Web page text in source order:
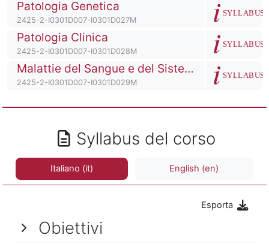
Titolo del corso
Patologia Genetica
Codice identificativo del corso
2425-2-I0301D007-I0301D027M
Descrizione
SYLLABUS
Titolo del corso
Patologia Clinica
Codice identificativo del corso
2425-2-I0301D007-I0301D028M
Descrizione
SYLLABUS
Titolo del corso Malattie del Sangue e del Sistema Immunitario
Codice identificativo del corso
2425-2-I0301D007-I0301D029M
Descrizione
SYLLABUS
Syllabus del corso
Italiano ‎(it)‎ English ‎(en)‎
Esporta
Obiettivi